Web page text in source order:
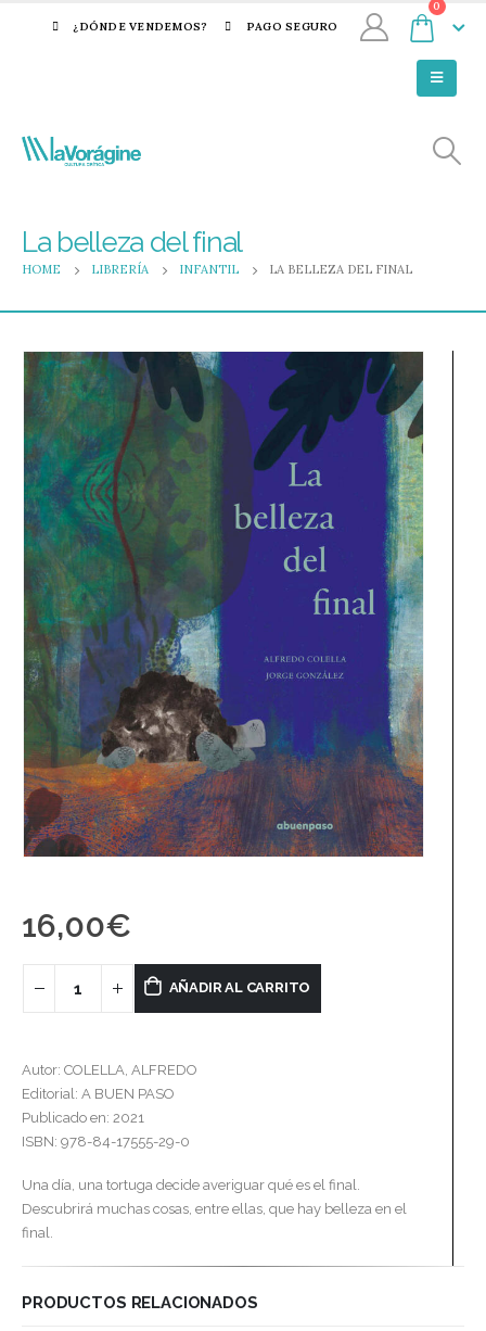
¿DÓNDE VENDEMOS? PAGO SEGURO
0
La belleza del final
HOME LIBRERÍA INFANTIL LA BELLEZA DEL FINAL
16,00€
AÑADIR AL CARRITO
Autor: COLELLA, ALFREDO
Editorial: A BUEN PASO
Publicado en: 2021
ISBN: 978-84-17555-29-0
Una día, una tortuga decide averiguar qué es el final.
Descubrirá muchas cosas, entre ellas, que hay belleza en el
final.
PRODUCTOS RELACIONADOS